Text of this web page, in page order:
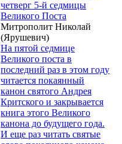
четверг 5-й седмицы
Великого Поста
Митрополит Николай
(Ярушевич)
На пятой седмице
Великого поста в
последний раз в этом году
читается покаянный
канон святого Андрея
Критского и закрывается
книга этого Великого
канона до будущего года.
И еще раз читать святые